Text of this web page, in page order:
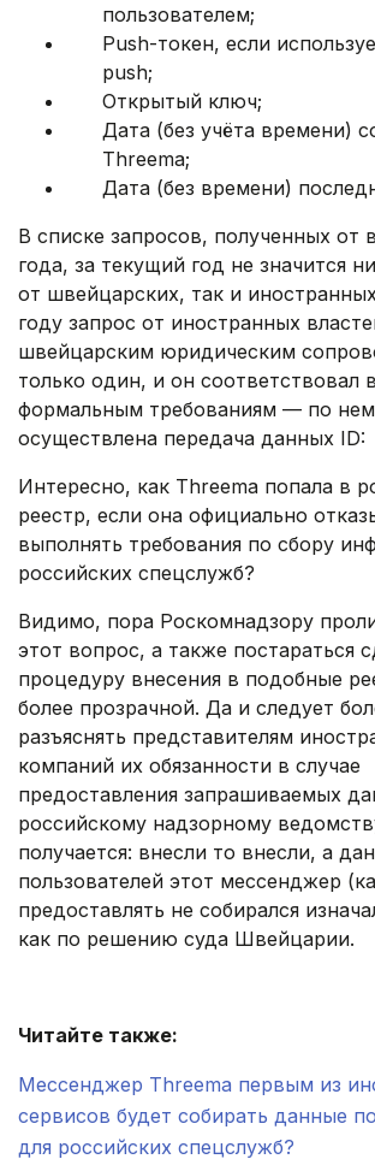
пользователем;
Push-токен, если
push;
Открытый ключ;
Дата (без учёта времени)
Threema;
Дата (без времени)
В списке запросов, полученных от
года, за текущий год не значится
от швейцарских, так и
году запрос от иностранных
швейцарским юридическим
только один, и он соответствовал
формальным требованиям — по
осуществлена передача данных ID:
Интересно, как Threema попала в
реестр, если она официально
выполнять требования по сбору
российских спецслужб?
Видимо, пора Роскомнадзору
этот вопрос, а также постараться
процедуру внесения в подобные
более прозрачной. Да и следует
разъяснять представителям
компаний их обязанности в случае
предоставления запрашиваемых
российскому надзорному
получается: внесли то внесли, а
пользователей этот мессенджер
предоставлять не собирался
как по решению суда Швейцарии.
Читайте также:
Мессенджер Threema первым из
сервисов будет собирать данные
для российских спецслужб?